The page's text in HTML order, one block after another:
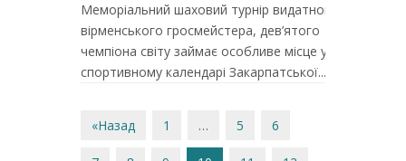
Меморіальний шаховий турнір видатного
вірменського гросмейстера, дев’ятого
чемпіона світу займає особливе місце у
спортивному календарі Закарпатської...
«Назад 1 … 5 6